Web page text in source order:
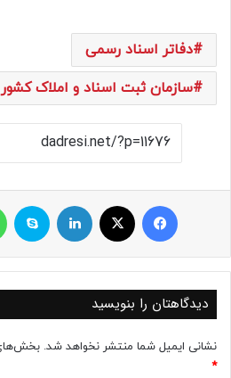
دفاتر اسناد رسمی
سازمان ثبت اسناد و املاک کشور
فیسبوک ایکس لینکداین
دیدگاهتان را بنویسید
نشانی ایمیل شما منتشر نخواهد شد. بخش‌های
*